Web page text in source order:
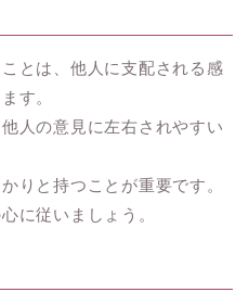
とは、他人に支配される感
す。
人の意見に左右されやすい
りと持つことが重要です。
に従いましょう。